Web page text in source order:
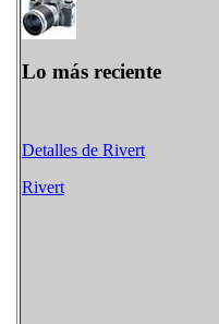
Lo más reciente
Detalles de Rivert
Rivert